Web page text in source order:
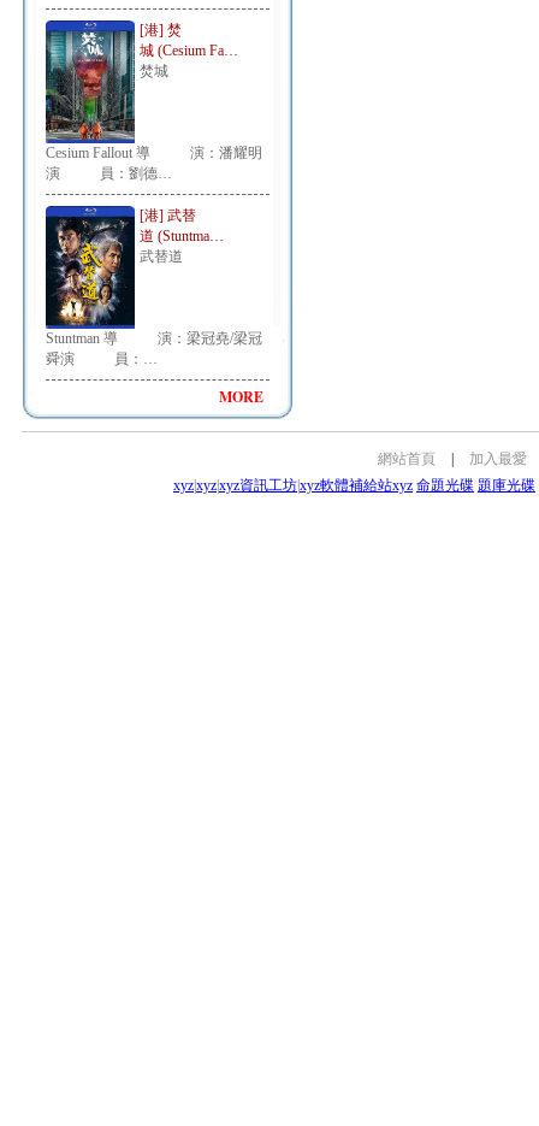
[港] 焚
城 (Cesium Fa…
焚城
Cesium Fallout 導 演：潘耀明
演 員：劉德…
[港] 武替
道 (Stuntma…
武替道
Stuntman 導 演：梁冠堯/梁冠
舜演 員：…
MORE
網站首頁
加入最愛
xyzxyzxyz資訊工坊xyz軟體補給站xyz 命題光碟 題庫光碟